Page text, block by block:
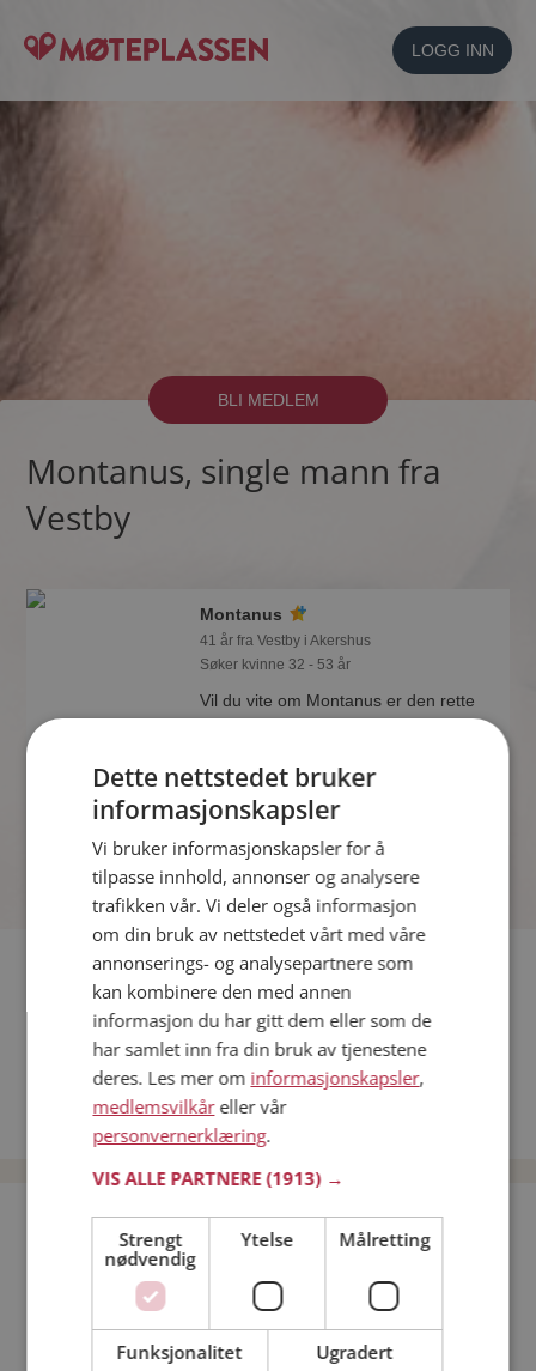
LOGG INN
BLI MEDLEM
Montanus, single mann fra
Vestby
Montanus
41 år fra Vestby i Akershus
Søker kvinne 32 - 53 år
Vil du vite om Montanus er den rette
for deg? Bli medlem og se hva
Kanskje en treningsentusiast som deg
selv?
Fler single
Flere singlemenn fra Vestby :Joacim, Per,Roar
Kvinner fra Vestby
Date kvinner i Norge
Date menn i Norge
Bli medlem gratis!
Jeg er en: Mann Kvinne
Min alder:
Dette nettstedet bruker
informasjonskapsler
Vi bruker informasjonskapsler for å
tilpasse innhold, annonser og analysere
trafikken vår. Vi deler også informasjon
om din bruk av nettstedet vårt med våre
annonserings- og analysepartnere som
kan kombinere den med annen
informasjon du har gitt dem eller som de
har samlet inn fra din bruk av tjenestene
deres. Les mer om informasjonskapsler,
medlemsvilkåreller vår
personvernerklæring.
VIS ALLE PARTNERE(1913) →
Strengt
nødvendig
Ytelse Målretting
Funksjonalitet Ugradert